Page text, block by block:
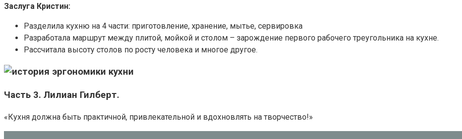
Заслуга Кристин:
Разделила кухню на 4 части: приготовление, хранение, мытье, сервировка
Разработала маршрут между плитой, мойкой и столом – зарождение первого рабочего треугольника на кухне.
Рассчитала высоту столов по росту человека и многое другое.
Часть 3. Лилиан Гилберт.
«Кухня должна быть практичной, привлекательной и вдохновлять на творчество!»